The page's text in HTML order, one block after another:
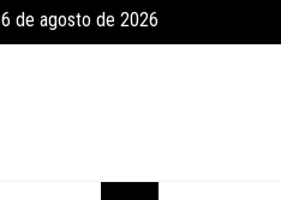
6 de agosto de 2026